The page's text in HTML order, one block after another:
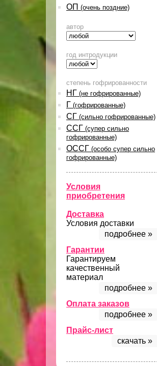
ОП (очень поздние)
автор
год интродукции
степень гофрированности
НГ (не гофрированные)
Г (гофрированные)
СГ (сильно гофрированные)
ССГ (супер сильно
гофрированные)
ОССГ (особо супер сильно
гофрированные)
Условия
приобретения
Доставка
Условия доставки
подробнее »
Гарантии
Гарантируем
качественный
материал
подробнее »
Оплата заказов
подробнее »
Прайс-лист
скачать »